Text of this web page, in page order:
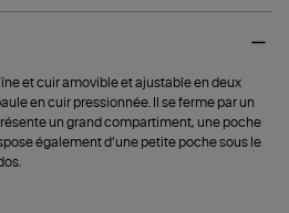
et cuir amovible et ajustable en deux
en cuir pressionnée. Il se ferme par un
un grand compartiment, une poche
également d’une petite poche sous le